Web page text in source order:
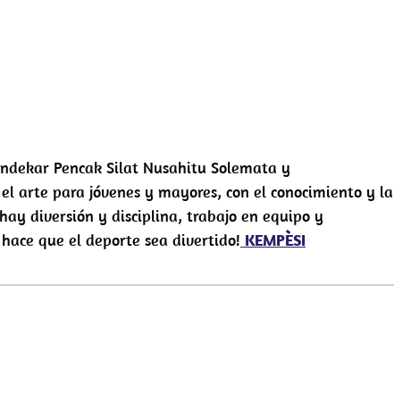
Pencak Silat Nusahitu Solemata y
arte para jóvenes y mayores, con el conocimiento y la
diversión y disciplina, trabajo en equipo y
que el deporte sea divertido! KEMPÈSI